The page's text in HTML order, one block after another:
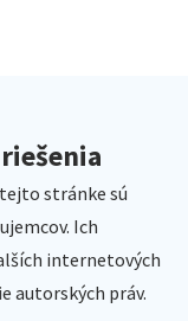
stránke sú
Ich
internetových
autorských práv.